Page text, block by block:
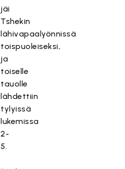
jäi
Tshekin
lähivapaalyönnissä
toispuoleiseksi,
ja
toiselle
tauolle
lähdettiin
tylyissä
lukemissa
2-
5.